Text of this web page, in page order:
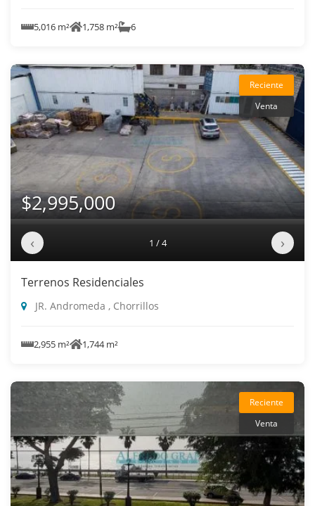
5,016 m² 1,758 m² 6
Reciente
Venta
$2,995,000
‹ 1 / 4 ›
Terrenos Residenciales
JR. Andromeda , Chorrillos
2,955 m² 1,744 m²
Reciente
Venta